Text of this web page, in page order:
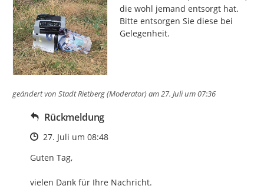
die wohl jemand entsorgt hat.
Bitte entsorgen Sie diese bei
Gelegenheit.
geändert von Stadt Rietberg (Moderator)am 27. Juli um 07:36
Rückmeldung
Zeitpunkt des Erstellens
27. Juli um 08:48
Guten Tag,
vielen Dank für Ihre Nachricht.